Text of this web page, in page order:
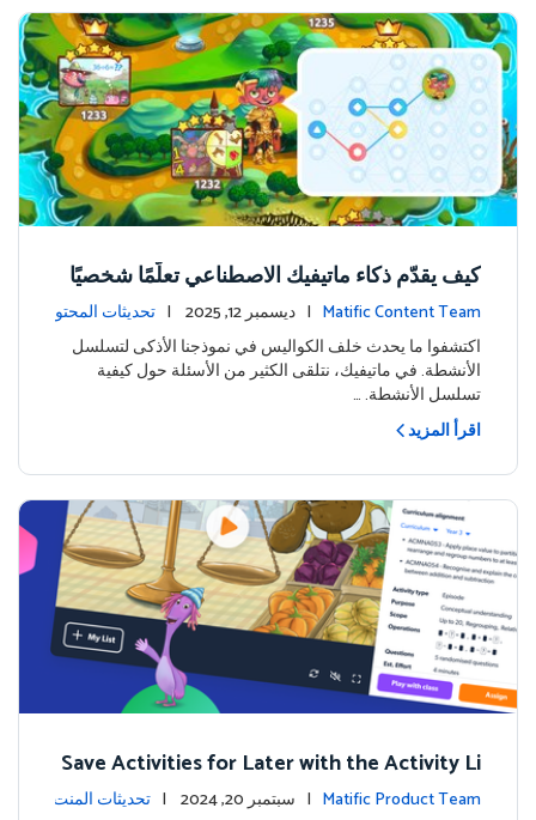
على جزيرة المغامرة
Matific Content Team | ديسمبر 12, 2025 | تحديثات المحتو
ى
اكتشفوا ما يحدث خلف الكواليس في نموذجنا الأذكى لتسلسل
الأنشطة. في ماتيفيك، نتلقى الكثير من الأسئلة حول كيفية
تسلسل الأنشطة. …
اقرأ المزيد
Save Activities for Later with the Activity Li
sts Feature
Matific Product Team | سبتمبر 20, 2024 | تحديثات المنت